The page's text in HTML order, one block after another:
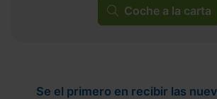
Coche a la carta
Se el primero en recibir las